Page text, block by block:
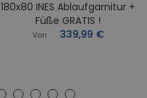
180x80 INES Ablaufgarnitur +
Füße GRATIS !
Von 339,99 €